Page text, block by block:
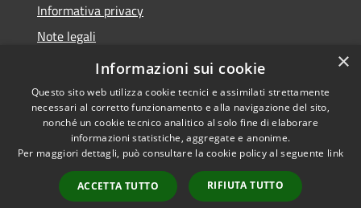
Informativa privacy
Note legali
Dichiarazione di accessibilità
Accessibilità
Copyright © 2026 • Provincia
del Sulcis Iglesiente • Powered
byMunicipium
Accesso
redazione
×
Informazioni sui cookie
Questo sito web utilizza cookie tecnici e assimilati strettamente
necessari al corretto funzionamento e alla navigazione del sito,
nonché un cookie tecnico analitico al solo fine di elaborare
informazioni statistiche, aggregate e anonime.
Per maggiori dettagli, può consultare la cookie policy al seguente link
ACCETTA TUTTO RIFIUTA TUTTO